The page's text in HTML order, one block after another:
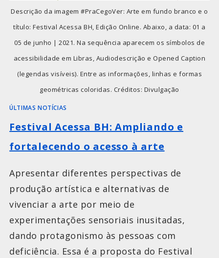
Descrição da imagem #PraCegoVer: Arte em fundo branco e o
título: Festival Acessa BH, Edição Online. Abaixo, a data: 01 a
05 de junho | 2021. Na sequência aparecem os símbolos de
acessibilidade em Libras, Audiodescrição e Opened Caption
(legendas visíveis). Entre as informações, linhas e formas
geométricas coloridas. Créditos: Divulgação
ÚLTIMAS NOTÍCIAS
Festival Acessa BH: Ampliando e
fortalecendo o acesso à arte
Apresentar diferentes perspectivas de
produção artística e alternativas de
vivenciar a arte por meio de
experimentações sensoriais inusitadas,
dando protagonismo às pessoas com
deficiência. Essa é a proposta do Festival